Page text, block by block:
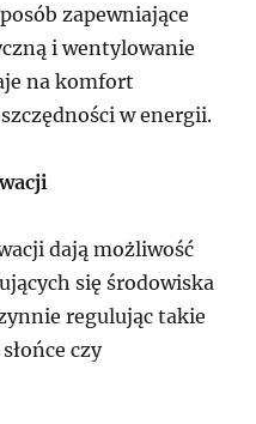
zapewniające
i wentylowanie
na komfort
w energii.
dają możliwość
się środowiska
regulując takie
czy